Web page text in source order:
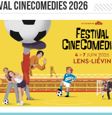
CINECOMEDIES 2026